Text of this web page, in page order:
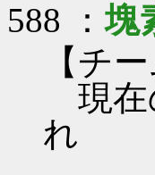
588 ：塊
【チ
現在
れ